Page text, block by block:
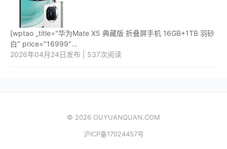
[wptao _title="华为Mate X5 典藏版 折叠屏手机 16GB+1TB 羽砂
白" price="16999"
url="https://item.jd.com/100066169004.html"
2026年04月24日发布 | 537次阅读
© 2026 OUYUANQUAN.COM
沪ICP备17024457号